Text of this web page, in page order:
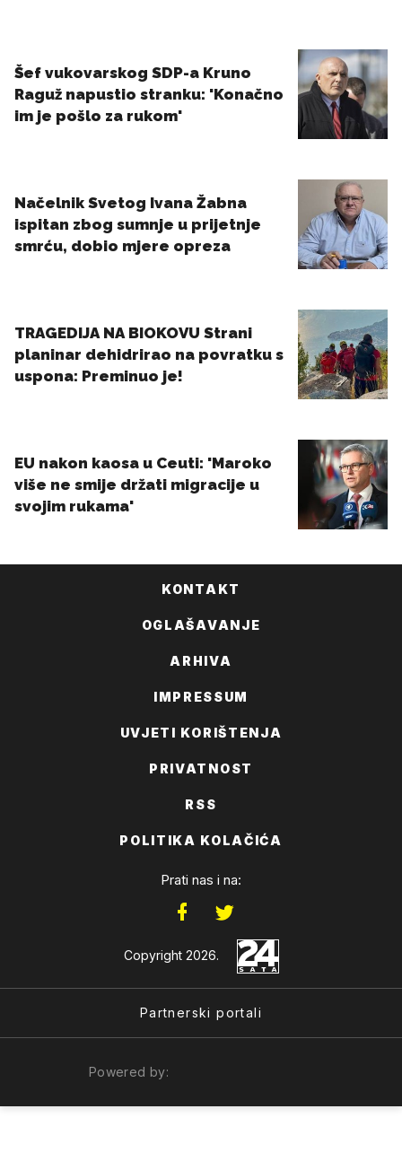
KONTAKT
OGLAŠAVANJE
ARHIVA
IMPRESSUM
UVJETI KORIŠTENJA
PRIVATNOST
RSS
POLITIKA KOLAČIĆA
Prati nas i na:
Copyright 2026.
Partnerski portali
Powered by: